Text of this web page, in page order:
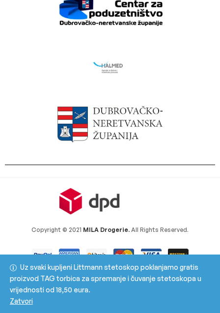
Uz svaki kupljeni Littmann stetoskop poklanjamo gratis
proizvod TAG torbica za spremanje i čuvanje stetoskopa u
vrijednosti od 18,50 eura.
Zatvori
Copyright © 2021 MILA Drogerie. All Rights Reserved.